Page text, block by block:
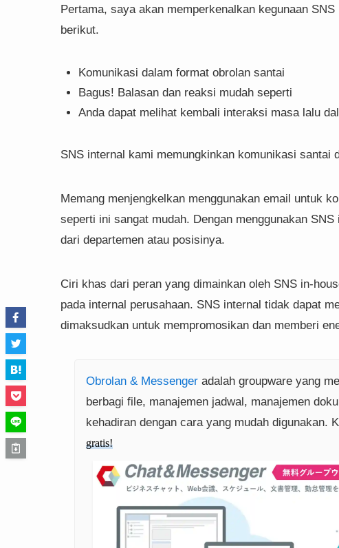
Pertama, saya akan memperkenalkan kegunaan
berikut.
Komunikasi dalam format obrolan santai
Bagus! Balasan dan reaksi mudah seperti
Anda dapat melihat kembali interaksi masa lalu
SNS internal kami memungkinkan komunikasi santai
Memang menjengkelkan menggunakan email untuk
seperti ini sangat mudah. Dengan menggunakan
dari departemen atau posisinya.
Ciri khas dari peran yang dimainkan oleh SNS in-
pada internal perusahaan. SNS internal tidak dapat
dimaksudkan untuk mempromosikan dan memberi
Obrolan & Messenger adalah groupware yang
berbagi file, manajemen jadwal, manajemen
kehadiran dengan cara yang mudah digunakan.
gratis!